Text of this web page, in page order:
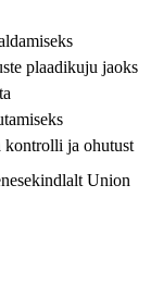
plaadikuju jaoks
kontrolli ja ohutust
Union